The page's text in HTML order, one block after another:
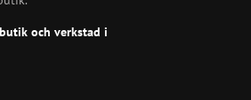
och verkstad i